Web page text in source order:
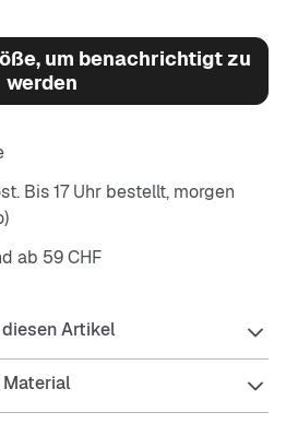
um benachrichtigt zu
werden
Bis 17 Uhr bestellt, morgen
ab 59 CHF
diesen Artikel
Material